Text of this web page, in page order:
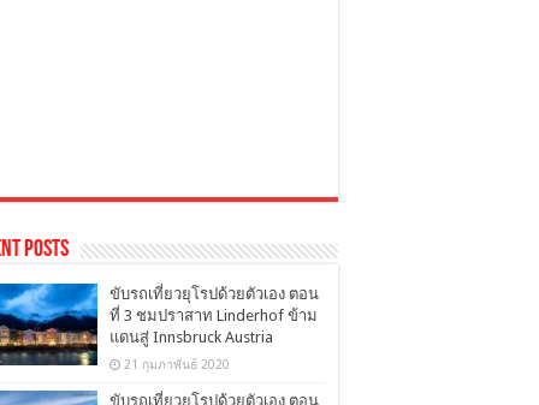
Posts
ขับรถเที่ยวยุโรปด้วยตัวเอง ตอน
ที่ 3 ชมปราสาท Linderhof ข้าม
แดนสู่ Innsbruck Austria
21 กุมภาพันธ์ 2020
ขับรถเที่ยวยุโรปด้วยตัวเอง ตอน